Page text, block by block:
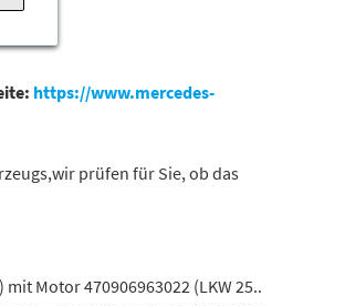
https://www.mercedes-
prüfen für Sie, ob das
mit Motor 470906963022 (LKW 25..